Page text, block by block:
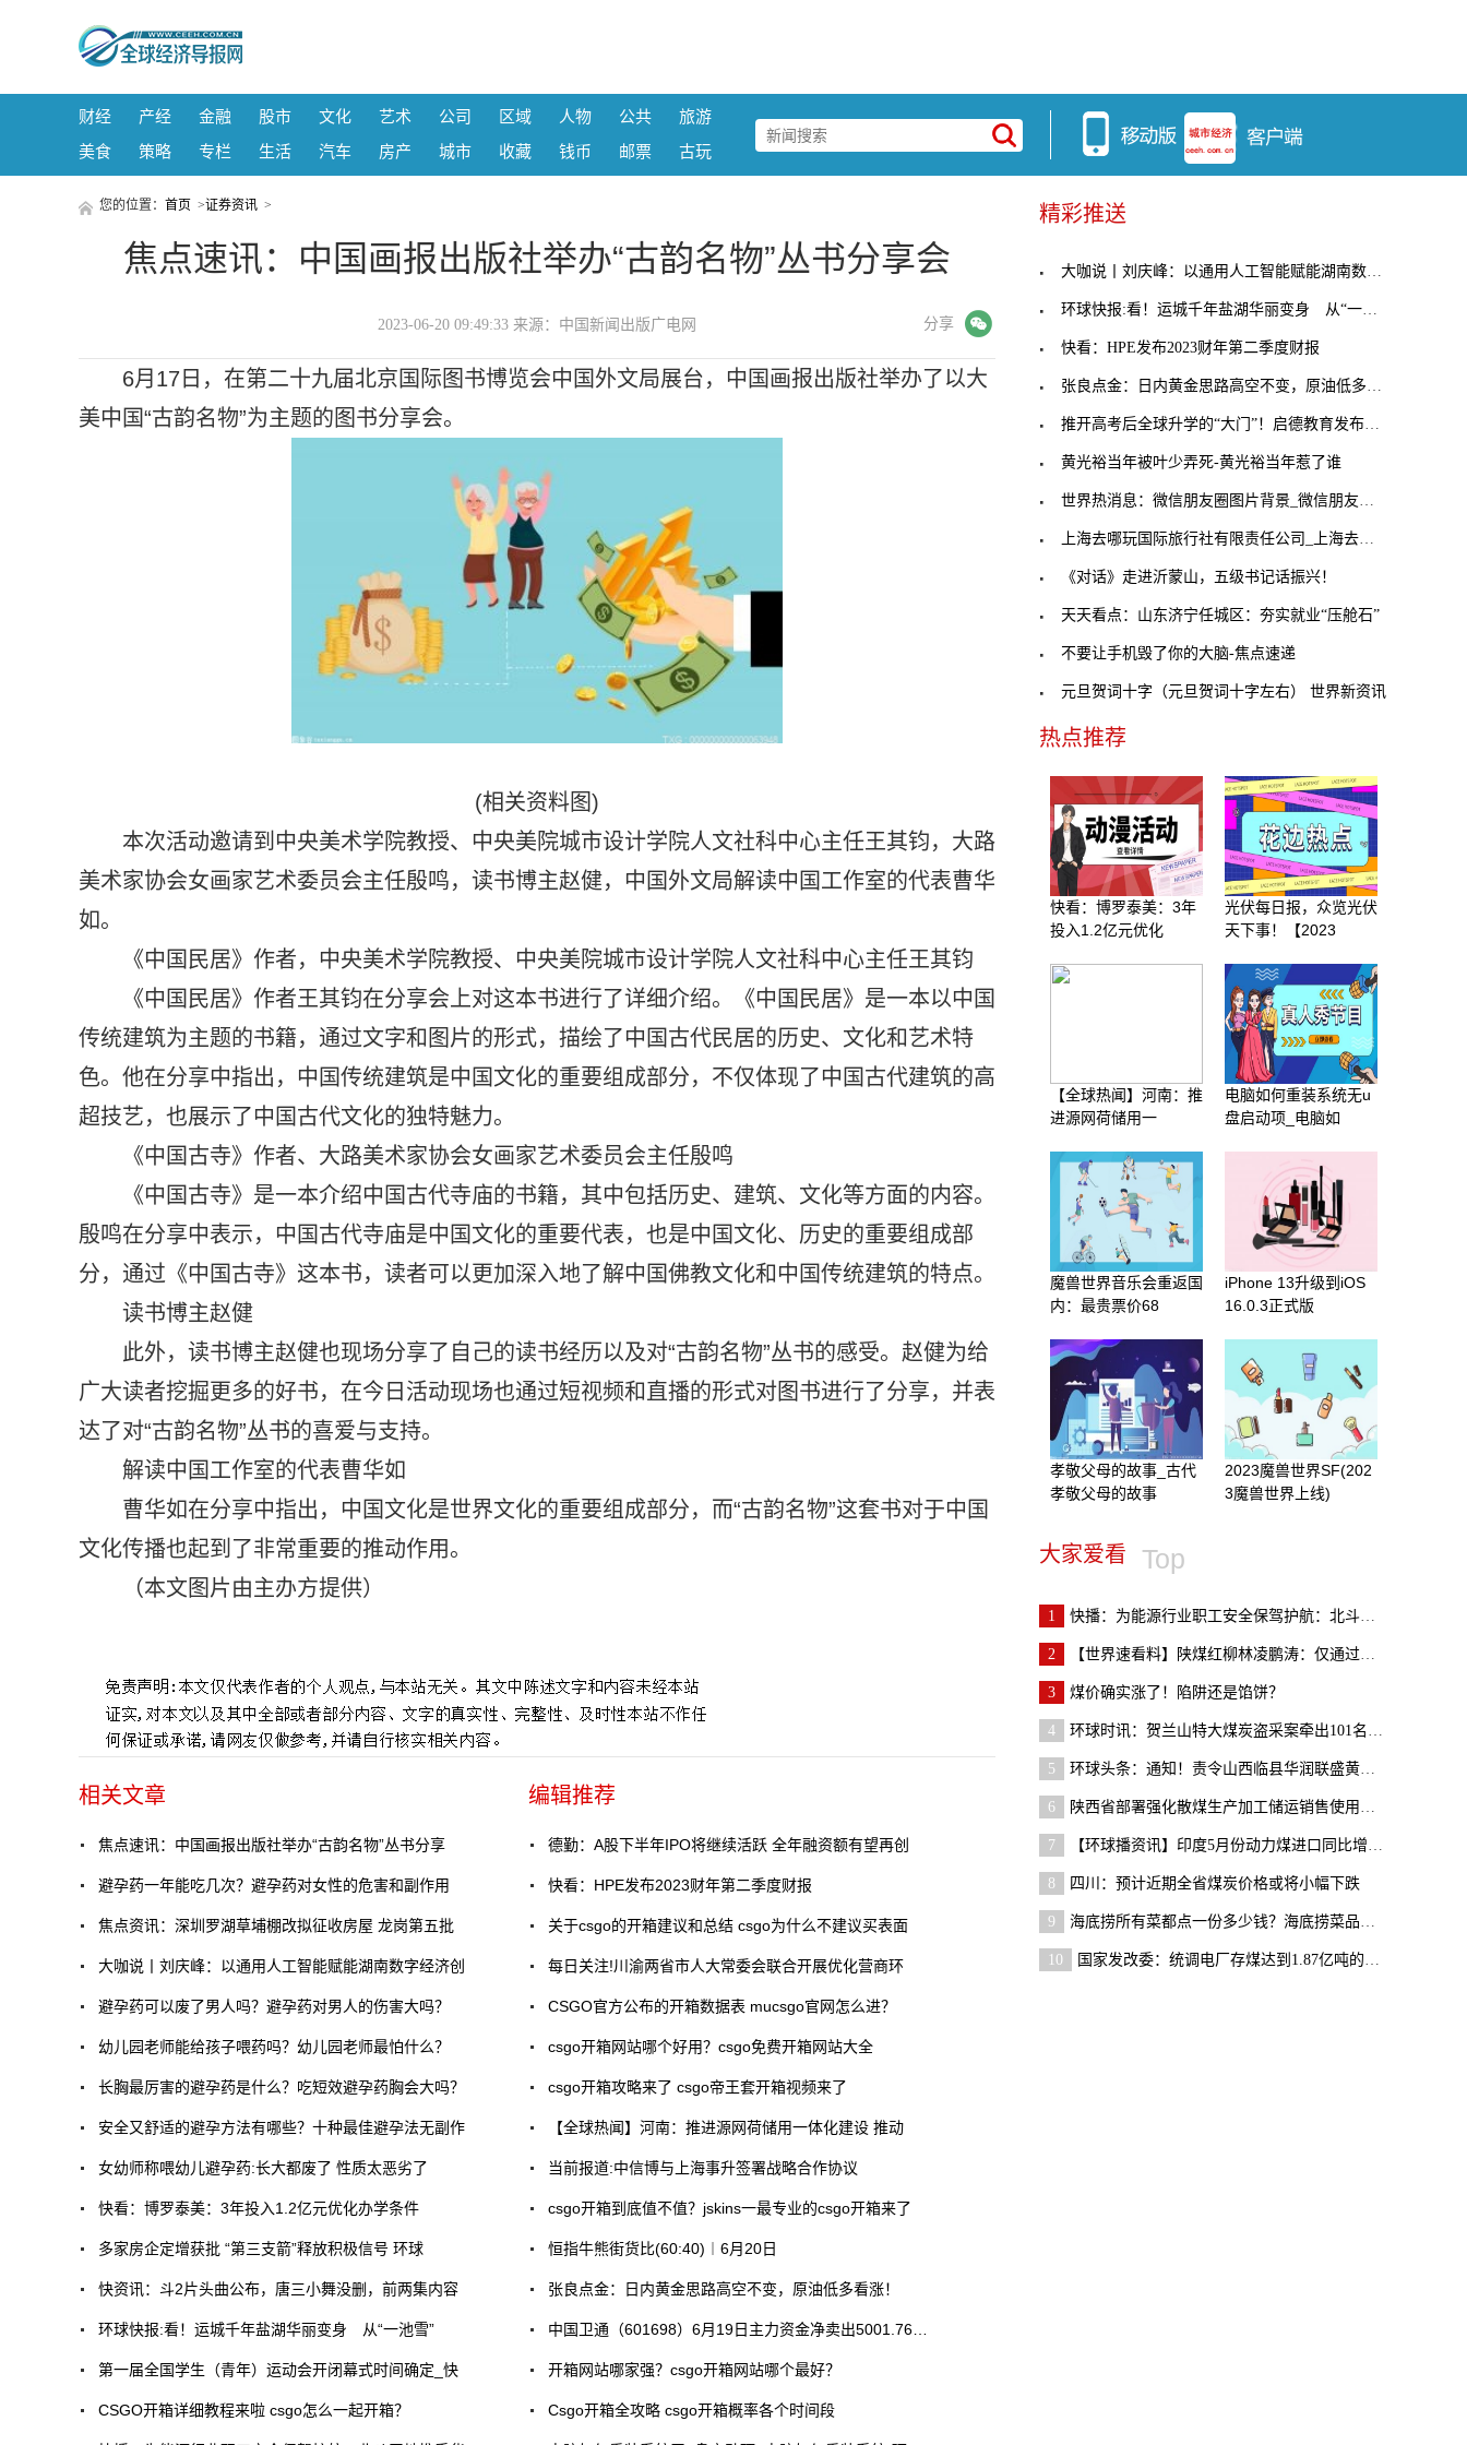
财经 产经 金融 股市 文化 艺术 公司 区域 人物 公共
旅游
美食
策略 专栏 生活 汽车 房产 城市 收藏 钱币 邮票 古玩
您的位置： 首页 >证券资讯 >
焦点速讯：中国画报出版社举办“古韵名物”丛书分享会
2023-06-20 09:49:33 来源：中国新闻出版广电网 分享
6月17日，在第二十九届北京国际图书博览会中国外文局展台，中国画报出版社举办了以大
美中国“古韵名物”为主题的图书分享会。
(相关资料图)
本次活动邀请到中央美术学院教授、中央美院城市设计学院人文社科中心主任王其钧，大路
美术家协会女画家艺术委员会主任殷鸣，读书博主赵健，中国外文局解读中国工作室的代表曹华
如。
《中国民居》作者，中央美术学院教授、中央美院城市设计学院人文社科中心主任王其钧
《中国民居》作者王其钧在分享会上对这本书进行了详细介绍。《中国民居》是一本以中国
传统建筑为主题的书籍，通过文字和图片的形式，描绘了中国古代民居的历史、文化和艺术特
色。他在分享中指出，中国传统建筑是中国文化的重要组成部分，不仅体现了中国古代建筑的高
超技艺，也展示了中国古代文化的独特魅力。
《中国古寺》作者、大路美术家协会女画家艺术委员会主任殷鸣
《中国古寺》是一本介绍中国古代寺庙的书籍，其中包括历史、建筑、文化等方面的内容。
殷鸣在分享中表示，中国古代寺庙是中国文化的重要代表，也是中国文化、历史的重要组成部
分，通过《中国古寺》这本书，读者可以更加深入地了解中国佛教文化和中国传统建筑的特点。
读书博主赵健
此外，读书博主赵健也现场分享了自己的读书经历以及对“古韵名物”丛书的感受。赵健为给
广大读者挖掘更多的好书，在今日活动现场也通过短视频和直播的形式对图书进行了分享，并表
达了对“古韵名物”丛书的喜爱与支持。
解读中国工作室的代表曹华如
曹华如在分享中指出，中国文化是世界文化的重要组成部分，而“古韵名物”这套书对于中国
文化传播也起到了非常重要的推动作用。
（本文图片由主办方提供）
相关文章
焦点速讯：中国画报出版社举办“古韵名物”丛书分享
避孕药一年能吃几次？避孕药对女性的危害和副作用
焦点资讯：深圳罗湖草埔棚改拟征收房屋 龙岗第五批
大咖说丨刘庆峰：以通用人工智能赋能湖南数字经济创
避孕药可以废了男人吗？避孕药对男人的伤害大吗？
幼儿园老师能给孩子喂药吗？幼儿园老师最怕什么？
长胸最厉害的避孕药是什么？吃短效避孕药胸会大吗？
安全又舒适的避孕方法有哪些？十种最佳避孕法无副作
女幼师称喂幼儿避孕药:长大都废了 性质太恶劣了
快看：博罗泰美：3年投入1.2亿元优化办学条件
多家房企定增获批 “第三支箭”释放积极信号 环球
快资讯：斗2片头曲公布，唐三小舞没删，前两集内容
环球快报:看！运城千年盐湖华丽变身 从“一池雪”
第一届全国学生（青年）运动会开闭幕式时间确定_快
CSGO开箱详细教程来啦 csgo怎么一起开箱？
编辑推荐
德勤：A股下半年IPO将继续活跃 全年融资额有望再创
快看：HPE发布2023财年第二季度财报
关于csgo的开箱建议和总结 csgo为什么不建议买表面
每日关注!川渝两省市人大常委会联合开展优化营商环
CSGO官方公布的开箱数据表 mucsgo官网怎么进？
csgo开箱网站哪个好用？csgo免费开箱网站大全
csgo开箱攻略来了 csgo帝王套开箱视频来了
【全球热闻】河南：推进源网荷储用一体化建设 推动
当前报道:中信博与上海事升签署战略合作协议
csgo开箱到底值不值？jskins一最专业的csgo开箱来了
恒指牛熊街货比(60:40)︱6月20日
张良点金：日内黄金思路高空不变，原油低多看涨！
中国卫通（601698）6月19日主力资金净卖出5001.76万元
开箱网站哪家强？csgo开箱网站哪个最好？
Csgo开箱全攻略 csgo开箱概率各个时间段
精彩推送
大咖说丨刘庆峰：以通用人工智能赋能湖南数字经济创
环球快报:看！运城千年盐湖华丽变身 从“一池雪”
快看：HPE发布2023财年第二季度财报
张良点金：日内黄金思路高空不变，原油低多看涨！
推开高考后全球升学的“大门”！启德教育发布白皮书
黄光裕当年被叶少弄死-黄光裕当年惹了谁
世界热消息：微信朋友圈图片背景_微信朋友圈背景图
上海去哪玩国际旅行社有限责任公司_上海去哪玩
《对话》走进沂蒙山，五级书记话振兴！
天天看点：山东济宁任城区：夯实就业“压舱石”
不要让手机毁了你的大脑-焦点速递
元旦贺词十字（元旦贺词十字左右） 世界新资讯
热点推荐
快看：博罗泰美：3年
投入1.2亿元优化
光伏每日报，众览光伏
天下事！【2023
【全球热闻】河南：推
进源网荷储用一
电脑如何重装系统无u
盘启动项_电脑如
魔兽世界音乐会重返国
内：最贵票价68
iPhone 13升级到iOS
16.0.3正式版
孝敬父母的故事_古代
孝敬父母的故事
2023魔兽世界SF(202
3魔兽世界上线)
大家爱看 Top
1 快播：为能源行业职工安全保驾护航：北斗天地携手华
2 【世界速看料】陕煤红柳林凌鹏涛：仅通过全场景数据
3 ​煤价确实涨了！陷阱还是馅饼？
4 环球时讯：贺兰山特大煤炭盗采案牵出101名党员干部
5 环球头条：通知！责令山西临县华润联盛黄家沟煤业有
6 陕西省部署强化散煤生产加工储运销售使用环节监管
7 【环球播资讯】印度5月份动力煤进口同比增长23% 环
8 四川：预计近期全省煤炭价格或将小幅下跌
9 海底捞所有菜都点一份多少钱？海底捞菜品价格哪里看
10 国家发改委：统调电厂存煤达到1.87亿吨的历史新高